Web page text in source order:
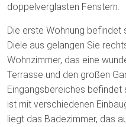
doppelverglasten Fenstern.
Die erste Wohnung befindet
Diele aus gelangen Sie
Wohnzimmer, das eine
Terrasse und den großen
Eingangsbereiches
ist mit verschiedenen
liegt das Badezimmer, das